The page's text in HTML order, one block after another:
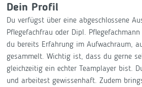
Dein Profil
Du verfügst über eine abgeschlossene
Pflegefachfrau oder Dipl.
du bereits Erfahrung im Aufwachraum,
gesammelt. Wichtig ist, dass du gerne
gleichzeitig ein echter Teamplayer bist.
und arbeitest gewissenhaft. Zudem